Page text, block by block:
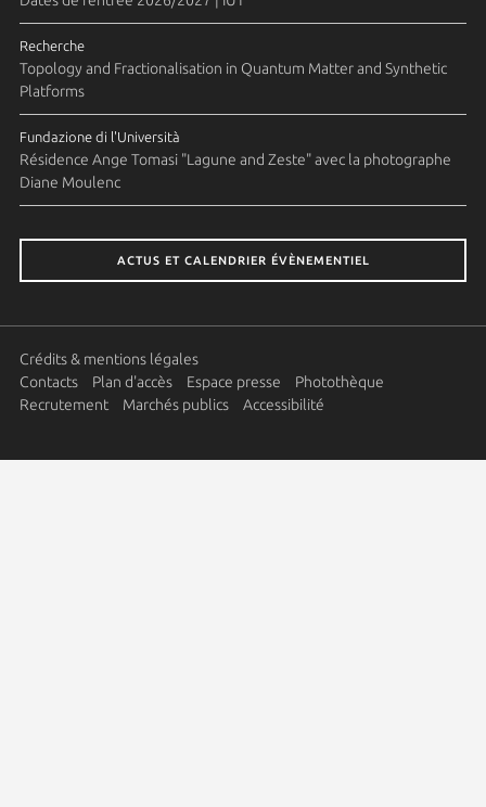
Recherche
Topology and Fractionalisation in Quantum Matter and Synthetic
Platforms
Fundazione di l'Università
Résidence Ange Tomasi "Lagune and Zeste" avec la photographe
Diane Moulenc
ACTUS ET CALENDRIER ÉVÈNEMENTIEL
Crédits & mentions légales
Contacts
Plan d'accès Espace presse
Photothèque
Recrutement
Marchés publics Accessibilité